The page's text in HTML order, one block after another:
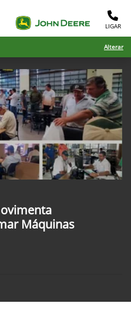
LIGAR
Alterar
Máquinas